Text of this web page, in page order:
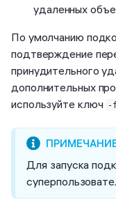
удаленных
По умолчанию
подтверждение
принудительного
дополнительных
используйте ключ -
Для запуска